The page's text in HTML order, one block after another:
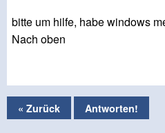
bitte um hilfe, habe windows
Nach oben
« Zurück Antworten!